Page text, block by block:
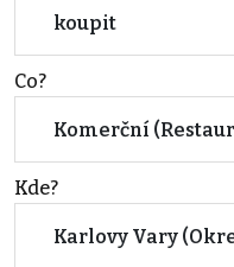
koupit
Co?
Komerční
Kde?
Karlovy Vary